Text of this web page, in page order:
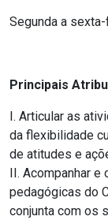
Segunda a
Principais
I. Articular as
da flexibilidade
de atitudes e
II. Acompanhar
pedagógicas do
conjunta com os